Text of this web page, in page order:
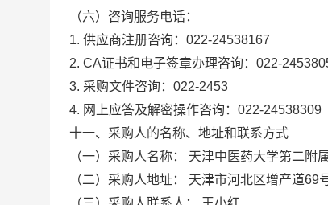
（六）咨询服务电话：
1. 供应商注册咨询 ： 022-24538167
2. CA证书和 电子签章办理咨询： 022-
3. 采购文件咨询： 022-2453
4. 网上应答及解密操作咨询： 022-24538309
十一、采购人的名称、地址和联系方式
（一）采购人名称：
天津中医药大学第二附
（二）采购人地址：
天津市河北区增产道69